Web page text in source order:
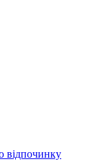
відпочинку